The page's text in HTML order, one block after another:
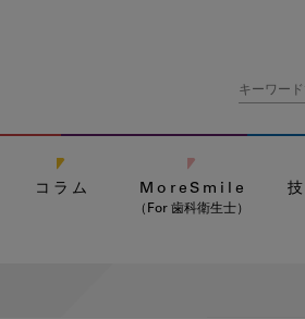
コラム MoreSmile
（For 歯科衛生士）